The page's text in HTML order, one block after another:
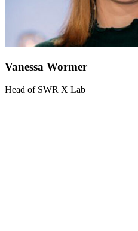
Vanessa Wormer
Head of SWR X Lab